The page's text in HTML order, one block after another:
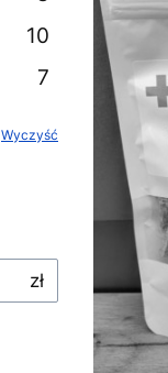
10
7
Wyczyść
zł